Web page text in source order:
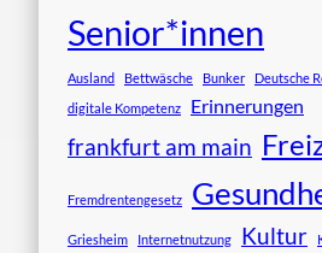
Senior*innen
Ausland Bettwäsche Bunker
Deutsche
digitale Kompetenz
Erinnerungen
frankfurt am main
Fremdrentengesetz
Griesheim Internetnutzung Kultur